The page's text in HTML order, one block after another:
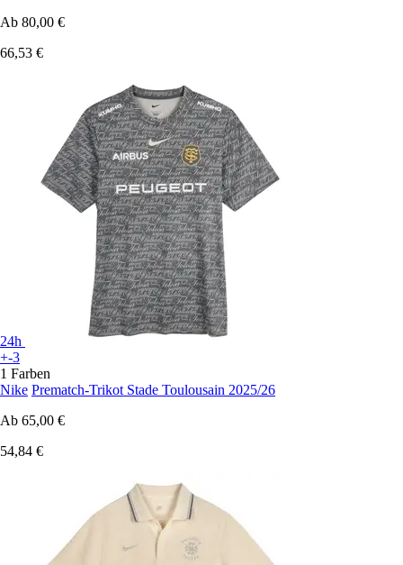
Ab 80,00 €
66,53 €
24h
+-3
1 Farben
Nike Prematch-Trikot Stade Toulousain 2025/26
Ab 65,00 €
54,84 €